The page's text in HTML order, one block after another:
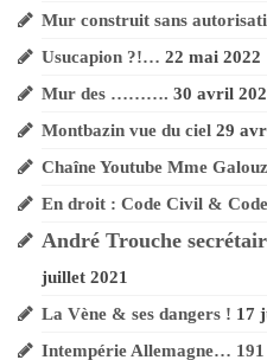
Un peu d’humour …
Tous
!
Burzet
Le chemin
d’André
Mur construit sans
Usucapion ?!… 22 mai 2022
Mur des ………. 30 avril
Montbazin vue du ciel 29
Chaîne Youtube Mme
En droit : Code Civil &
André Trouche
juillet 2021
La Vène & ses dangers ! 17
Intempérie Allemagne…